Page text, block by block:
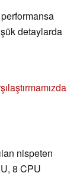
performansa
detaylarda
nispeten
8 CPU